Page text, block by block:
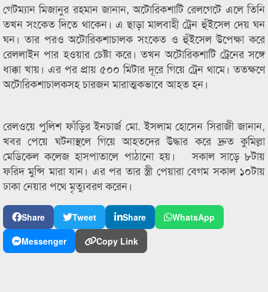
গেটম্যান মিজানুর রহমান জানান, অটোরিকশাটি রেলগেটে এলে তিনি
তখন সংকেত দিতে থাকেন। এ ছাড়া মালবাহী ট্রেন হুঁইসেল দেয় ঘন
ঘন। তার পরও অটোরিকশাচালক সংকেত ও হুঁইসেল উপেক্ষা করে
রেললাইন পার হওয়ার চেষ্টা করে। তখন অটোরিকশাটি ট্রেনের সঙ্গে
ধাক্কা খায়। এর পর প্রায় ৫০০ মিটার দূরে গিয়ে ট্রেন থামে। ততক্ষণে
অটোরিকশাচালকসহ চারজন মারাত্মকভাবে আহত হন।
রেলওয়ে পুলিশ ফাঁড়ির ইনচার্জ মো. ইসলাম হোসেন সিরাজী জানান,
খবর পেয়ে ঘটনাস্থলে গিয়ে আহতদের উদ্ধার করে দ্রুত কুমিল্লা
মেডিকেল কলেজ হাসপাতালে পাঠানো হয়। সকাল সাড়ে ৮টায়
ফরিদ মুন্সি মারা যান। এর পর তার স্ত্রী পেয়ারা বেগম সকাল ১০টায়
ঢাকা নেয়ার পথে মৃত্যুবরণ করেন।
Share Tweet Share
WhatsApp
Messenger
Copy Link